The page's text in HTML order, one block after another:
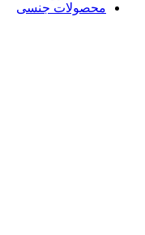
محصولات جنسی